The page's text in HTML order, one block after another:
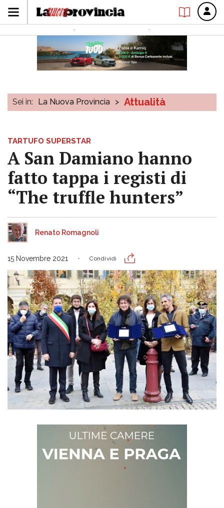
Sei in: La Nuova Provincia > Attualità
TARTUFO SUPERSTAR
A San Damiano hanno
fatto tappa i registi di
“The truffle hunters”
Renato Romagnoli
15 Novembre 2021 Condividi